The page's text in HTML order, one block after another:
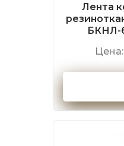
Лента
БКНЛ-
Цена: